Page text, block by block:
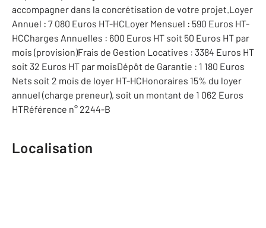
accompagner dans la concrétisation de votre projet.Loyer
Annuel : 7 080 Euros HT-HCLoyer Mensuel : 590 Euros HT-
HCCharges Annuelles : 600 Euros HT soit 50 Euros HT par
mois (provision)Frais de Gestion Locatives : 3384 Euros HT
soit 32 Euros HT par moisDépôt de Garantie : 1 180 Euros
Nets soit 2 mois de loyer HT-HCHonoraires 15% du loyer
annuel (charge preneur), soit un montant de 1 062 Euros
HTRéférence n° 2244-B
Localisation